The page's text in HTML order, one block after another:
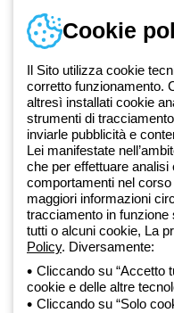
Dal 2025 Beghelli è parte
dell’ecosistema GEWISS
illuminazione integrate che
supportando professionisti
bisogni.Scopri di più su
Accedi o registrati
Formazione
Documentazione e
Iscriviti alla newsletter
Privacy Policy
Cookie policy
Cookie
Il Sito utilizza cookie
corretto funzionamento.
altresì installati cookie
strumenti di
inviarle pubblicità e
Lei manifestate
che per effettuare
comportamenti nel
maggiori informazioni
tracciamento in
tutti o alcuni cookie, La
Policy. Diversamente:
Cliccando su “Accetto
cookie e delle altre
Cliccando su “Solo